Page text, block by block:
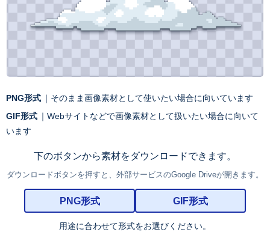
PNG形式 ｜そのまま画像素材として使いたい場合に向いています
GIF形式 ｜Webサイトなどで画像素材として扱いたい場合に向いて
います
下のボタンから素材をダウンロードできます。
ダウンロードボタンを押すと、外部サービスのGoogle Driveが開きます。
PNG形式 GIF形式
用途に合わせて形式をお選びください。